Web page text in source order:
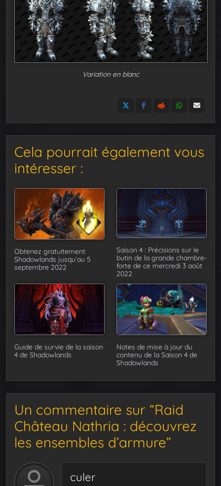
Variation en blanc
Cela pourrait également vous
intéresser :
Obtenez gratuitement
Shadowlands jusqu’au 5
septembre 2022
Saison 4 : Précisions sur le
butin de la grande chambre-
forte de ce mercredi 3 août
2022
Guide de survie de la saison
4 de Shadowlands
Notes de mise à jour du
contenu de la Saison 4 de
Shadowlands
Un commentaire sur “Raid
Château Nathria : découvrez
les ensembles d’armure”
culer